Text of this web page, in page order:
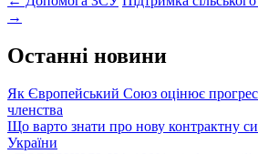
navigation
→
Останні новини
Як Європейський Союз оцінює
членства
Що варто знати про нову контрактну
України